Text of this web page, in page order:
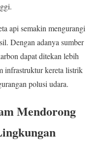
api semakin mengurangi
Dengan adanya sumber
dapat ditekan lebih
infrastruktur kereta listrik
polusi udara.
Mendorong